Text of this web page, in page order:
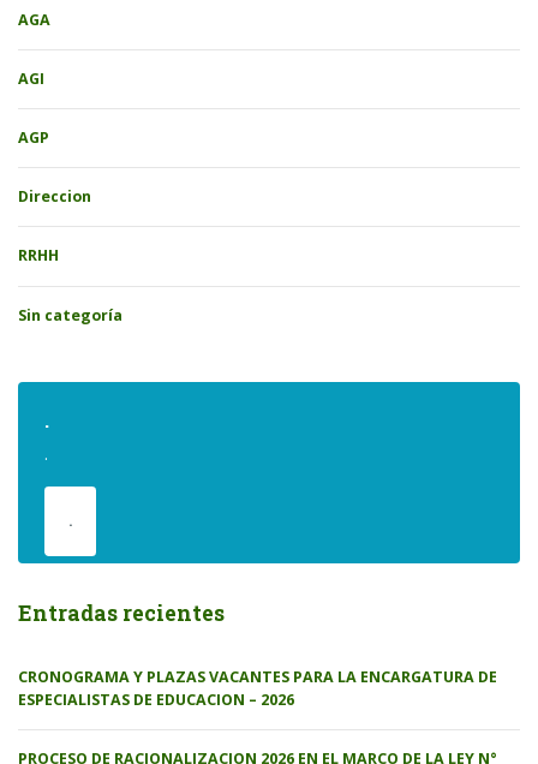
AGA
AGI
AGP
Direccion
RRHH
Sin categoría
.
.
.
Entradas recientes
CRONOGRAMA Y PLAZAS VACANTES PARA LA ENCARGATURA DE
ESPECIALISTAS DE EDUCACION – 2026
PROCESO DE RACIONALIZACION 2026 EN EL MARCO DE LA LEY N°